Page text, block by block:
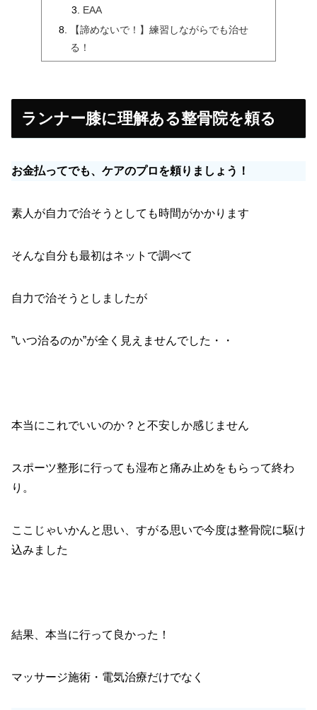
EAA
【諦めないで！】練習しながらでも治せ
る！
ランナー膝に理解ある整骨院を頼る
お金払ってでも、ケアのプロを頼りましょう！
素人が自力で治そうとしても時間がかかります
そんな自分も最初はネットで調べて
自力で治そうとしましたが
”いつ治るのか”が全く見えませんでした・・
本当にこれでいいのか？と不安しか感じません
スポーツ整形に行っても湿布と痛み止めをもらって終わ
り。
ここじゃいかんと思い、すがる思いで今度は整骨院に駆け
込みました
結果、本当に行って良かった！
マッサージ施術・電気治療だけでなく